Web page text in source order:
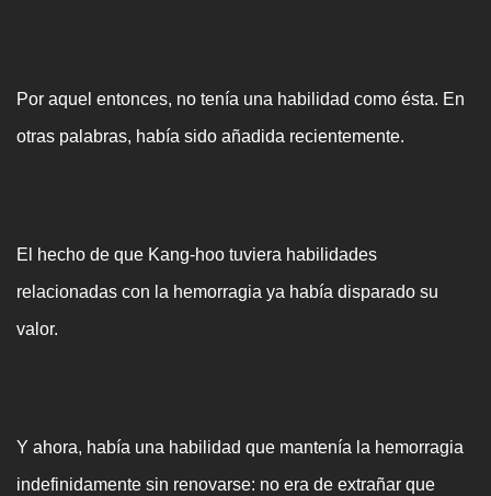
Por aquel entonces, no tenía una habilidad como ésta. En
otras palabras, había sido añadida recientemente.
El hecho de que Kang-hoo tuviera habilidades
relacionadas con la hemorragia ya había disparado su
valor.
Y ahora, había una habilidad que mantenía la hemorragia
indefinidamente sin renovarse: no era de extrañar que